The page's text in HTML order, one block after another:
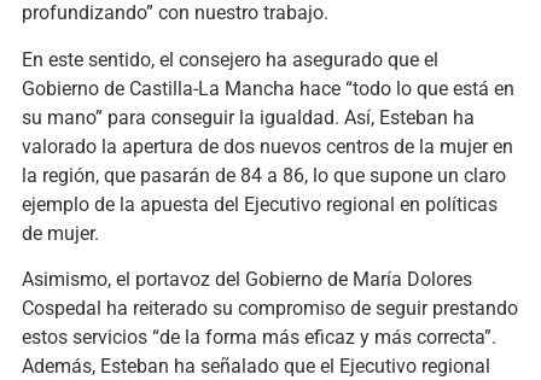
profundizando” con nuestro trabajo.
En este sentido, el consejero ha asegurado que el
Gobierno de Castilla-La Mancha hace “todo lo que está en
su mano” para conseguir la igualdad. Así, Esteban ha
valorado la apertura de dos nuevos centros de la mujer en
la región, que pasarán de 84 a 86, lo que supone un claro
ejemplo de la apuesta del Ejecutivo regional en políticas
de mujer.
Asimismo, el portavoz del Gobierno de María Dolores
Cospedal ha reiterado su compromiso de seguir prestando
estos servicios “de la forma más eficaz y más correcta”.
Además, Esteban ha señalado que el Ejecutivo regional